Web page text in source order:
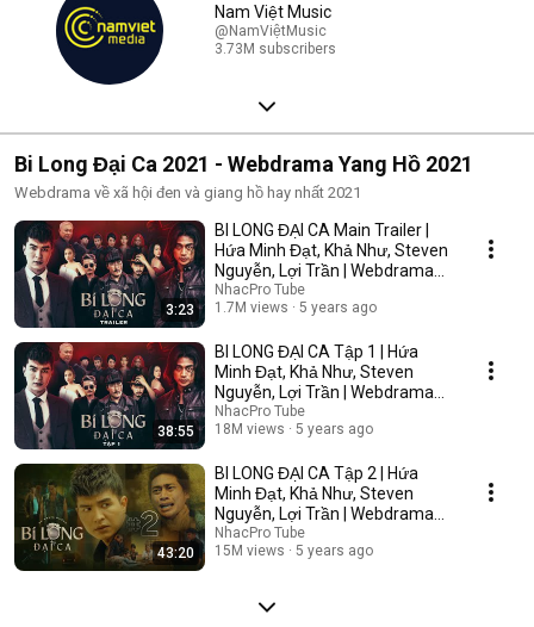
Nam Việt Music
@NamViệtMusic
3.73M subscribers
Bi Long Đại Ca 2021 - Webdrama Yang Hồ 2021
Webdrama về xã hội đen và giang hồ hay nhất 2021
3:23
BI LONG ĐẠI CA Main Trailer |
Hứa Minh Đạt, Khả Như, Steven
Nguyễn, Lợi Trần | Webdrama
Yang Hồ 2021
NhacPro Tube
1.7M views
5 years ago
38:55
BI LONG ĐẠI CA Tập 1 | Hứa
Minh Đạt, Khả Như, Steven
Nguyễn, Lợi Trần | Webdrama
Yang Hồ 2021
NhacPro Tube
18M views
5 years ago
43:20
BI LONG ĐẠI CA Tập 2 | Hứa
Minh Đạt, Khả Như, Steven
Nguyễn, Lợi Trần | Webdrama
Yang Hồ 2021
NhacPro Tube
15M views
5 years ago